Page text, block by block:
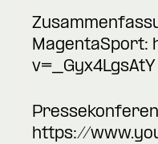
MagentaSport:
v=_Gyx4LgsAtY
https://